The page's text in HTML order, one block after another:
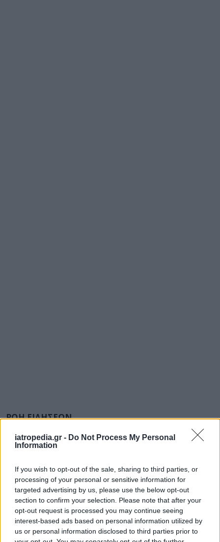
iatropedia.gr - Do Not Process My Personal
Information
If you wish to opt-out of the sale, sharing to third parties, or
processing of your personal or sensitive information for
targeted advertising by us, please use the below opt-out
section to confirm your selection. Please note that after your
opt-out request is processed you may continue seeing
interest-based ads based on personal information utilized by
us or personal information disclosed to third parties prior to
ΡΟΗ ΕΙΔΗΣΕΩΝ
ΕΙΔΗΣΕΙΣ 09 Αυγούστου 2026 15:06
Eπίθεση σε νοσηλεύτρια στον «Ερυθρό Σταυρό»:
Ασθενής την άρπαξε από τα μαλλιά και την χτύπησε
σε πόρτες